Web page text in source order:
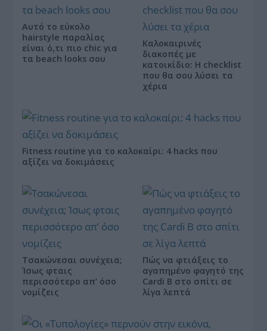
Αυτό το εύκολο
hairstyle παραλίας
είναι ό,τι πιο chic για
τα beach looks σου
Καλοκαιρινές
διακοπές με
κατοικίδιο: Η checklist
που θα σου λύσει τα
χέρια
Fitness routine για το καλοκαίρι: 4 hacks που
αξίζει να δοκιμάσεις
Τσακώνεσαι συνέχεια;
Ίσως φταις
περισσότερο απ’ όσο
νομίζεις
Πώς να φτιάξεις το
αγαπημένο φαγητό της
Cardi B στο σπίτι σε
λίγα λεπτά